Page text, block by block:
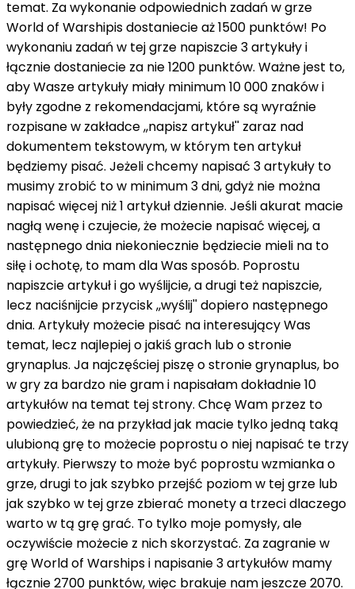
temat. Za wykonanie odpowiednich zadań w grze
World of Warshipis dostaniecie aż 1500 punktów! Po
wykonaniu zadań w tej grze napiszcie 3 artykuły i
łącznie dostaniecie za nie 1200 punktów. Ważne jest to,
aby Wasze artykuły miały minimum 10 000 znaków i
były zgodne z rekomendacjami, które są wyraźnie
rozpisane w zakładce ,,napisz artykuł'' zaraz nad
dokumentem tekstowym, w którym ten artykuł
będziemy pisać. Jeżeli chcemy napisać 3 artykuły to
musimy zrobić to w minimum 3 dni, gdyż nie można
napisać więcej niż 1 artykuł dziennie. Jeśli akurat macie
nagłą wenę i czujecie, że możecie napisać więcej, a
następnego dnia niekoniecznie będziecie mieli na to
siłę i ochotę, to mam dla Was sposób. Poprostu
napiszcie artykuł i go wyślijcie, a drugi też napiszcie,
lecz naciśnijcie przycisk ,,wyślij'' dopiero następnego
dnia. Artykuły możecie pisać na interesujący Was
temat, lecz najlepiej o jakiś grach lub o stronie
grynaplus. Ja najczęściej piszę o stronie grynaplus, bo
w gry za bardzo nie gram i napisałam dokładnie 10
artykułów na temat tej strony. Chcę Wam przez to
powiedzieć, że na przykład jak macie tylko jedną taką
ulubioną grę to możecie poprostu o niej napisać te trzy
artykuły. Pierwszy to może być poprostu wzmianka o
grze, drugi to jak szybko przejść poziom w tej grze lub
jak szybko w tej grze zbierać monety a trzeci dlaczego
warto w tą grę grać. To tylko moje pomysły, ale
oczywiście możecie z nich skorzystać. Za zagranie w
grę World of Warships i napisanie 3 artykułów mamy
łącznie 2700 punktów, więc brakuje nam jeszcze 2070.